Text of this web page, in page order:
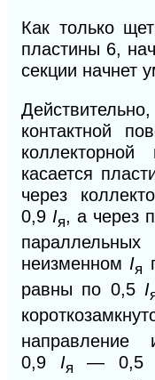
Как только
пластины 6,
секции начнет
контактной
касается
через
0,9 Iя, а через
неизменном Iя
равны по 0,5 I
0,9 Iя — 0,5